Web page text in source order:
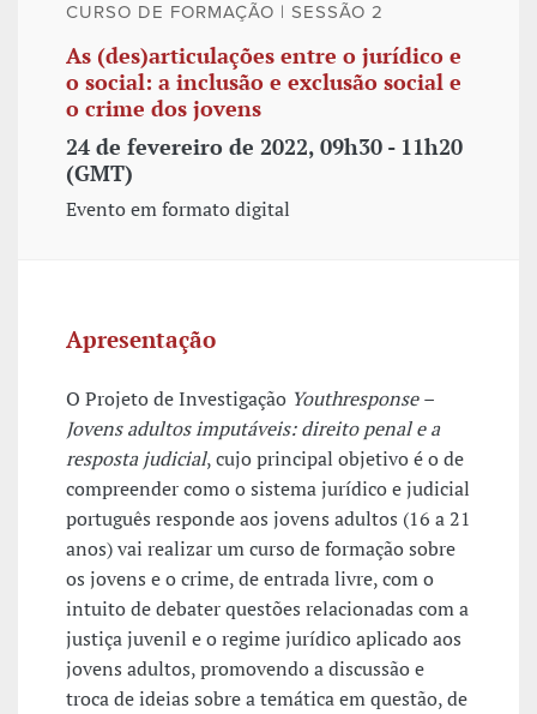
CURSO DE FORMAÇÃO | SESSÃO 2
As (des)articulações entre o jurídico e
o social: a inclusão e exclusão social e
o crime dos jovens
24 de fevereiro de 2022, 09h30 - 11h20
(GMT)
Evento em formato digital
Apresentação
O Projeto de Investigação Youthresponse –
Jovens adultos imputáveis: direito penal e a
resposta judicial, cujo principal objetivo é o de
compreender como o sistema jurídico e judicial
português responde aos jovens adultos (16 a 21
anos) vai realizar um curso de formação sobre
os jovens e o crime, de entrada livre, com o
intuito de debater questões relacionadas com a
justiça juvenil e o regime jurídico aplicado aos
jovens adultos, promovendo a discussão e
troca de ideias sobre a temática em questão, de